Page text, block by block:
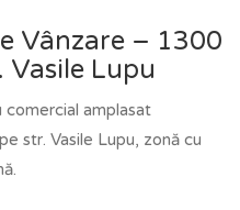
Vânzare – 1300
Vasile Lupu
comercial amplasat
str. Vasile Lupu, zonă cu